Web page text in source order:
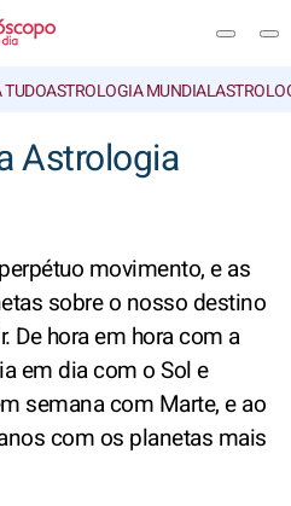
ASTROLOGIA MUNDIAL
Astrologia
movimento, e as
sobre o nosso destino
De hora em hora com a
em dia com o Sol e
semana com Marte, e ao
com os planetas mais